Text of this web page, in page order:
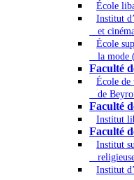
École
Institut
et
École
la mode
Faculté
École de
de
Faculté
Institut
Faculté
Institut
Institut